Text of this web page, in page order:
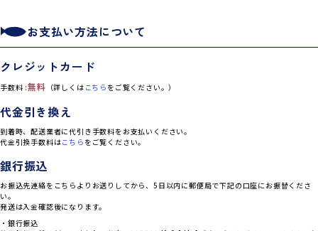
お支払い方法について
クレジットカード
手数料 :無料 （詳しくは こちら をご覧ください。）
代金引き換え
到着時、配送業者に代引き手数料をお支払いください。
代金引換手数料はこちら をご覧ください。
銀行振込
お振込先連絡をこちらよりお送りしてから、5日以内に郵便局で下記の口座にお振替くださ
い。
発送は入金確認後になります。
・銀行振込